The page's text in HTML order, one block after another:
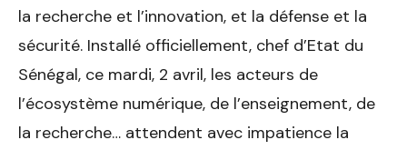
la recherche et l’innovation, et la défense et la
sécurité. Installé officiellement, chef d’Etat du
Sénégal, ce mardi, 2 avril, les acteurs de
l’écosystème numérique, de l’enseignement, de
la recherche… attendent avec impatience la